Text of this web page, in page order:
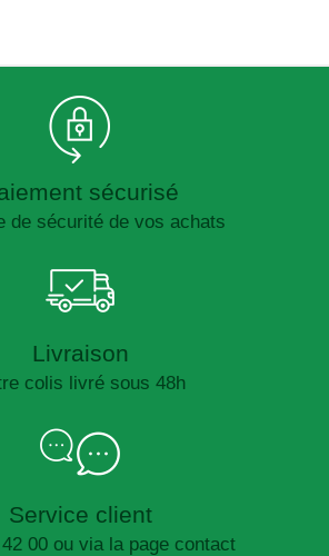
sécurisé
de sécurité de vos achats
Livraison
colis livré sous 48h
Service client
00 ou via la page contact